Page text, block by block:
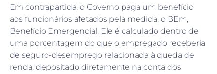
Em contrapartida, o Governo paga um benefício
aos funcionários afetados pela medida, o BEm,
Benefício Emergencial. Ele é calculado dentro de
uma porcentagem do que o empregado receberia
de seguro-desemprego relacionada à queda de
renda, depositado diretamente na conta dos